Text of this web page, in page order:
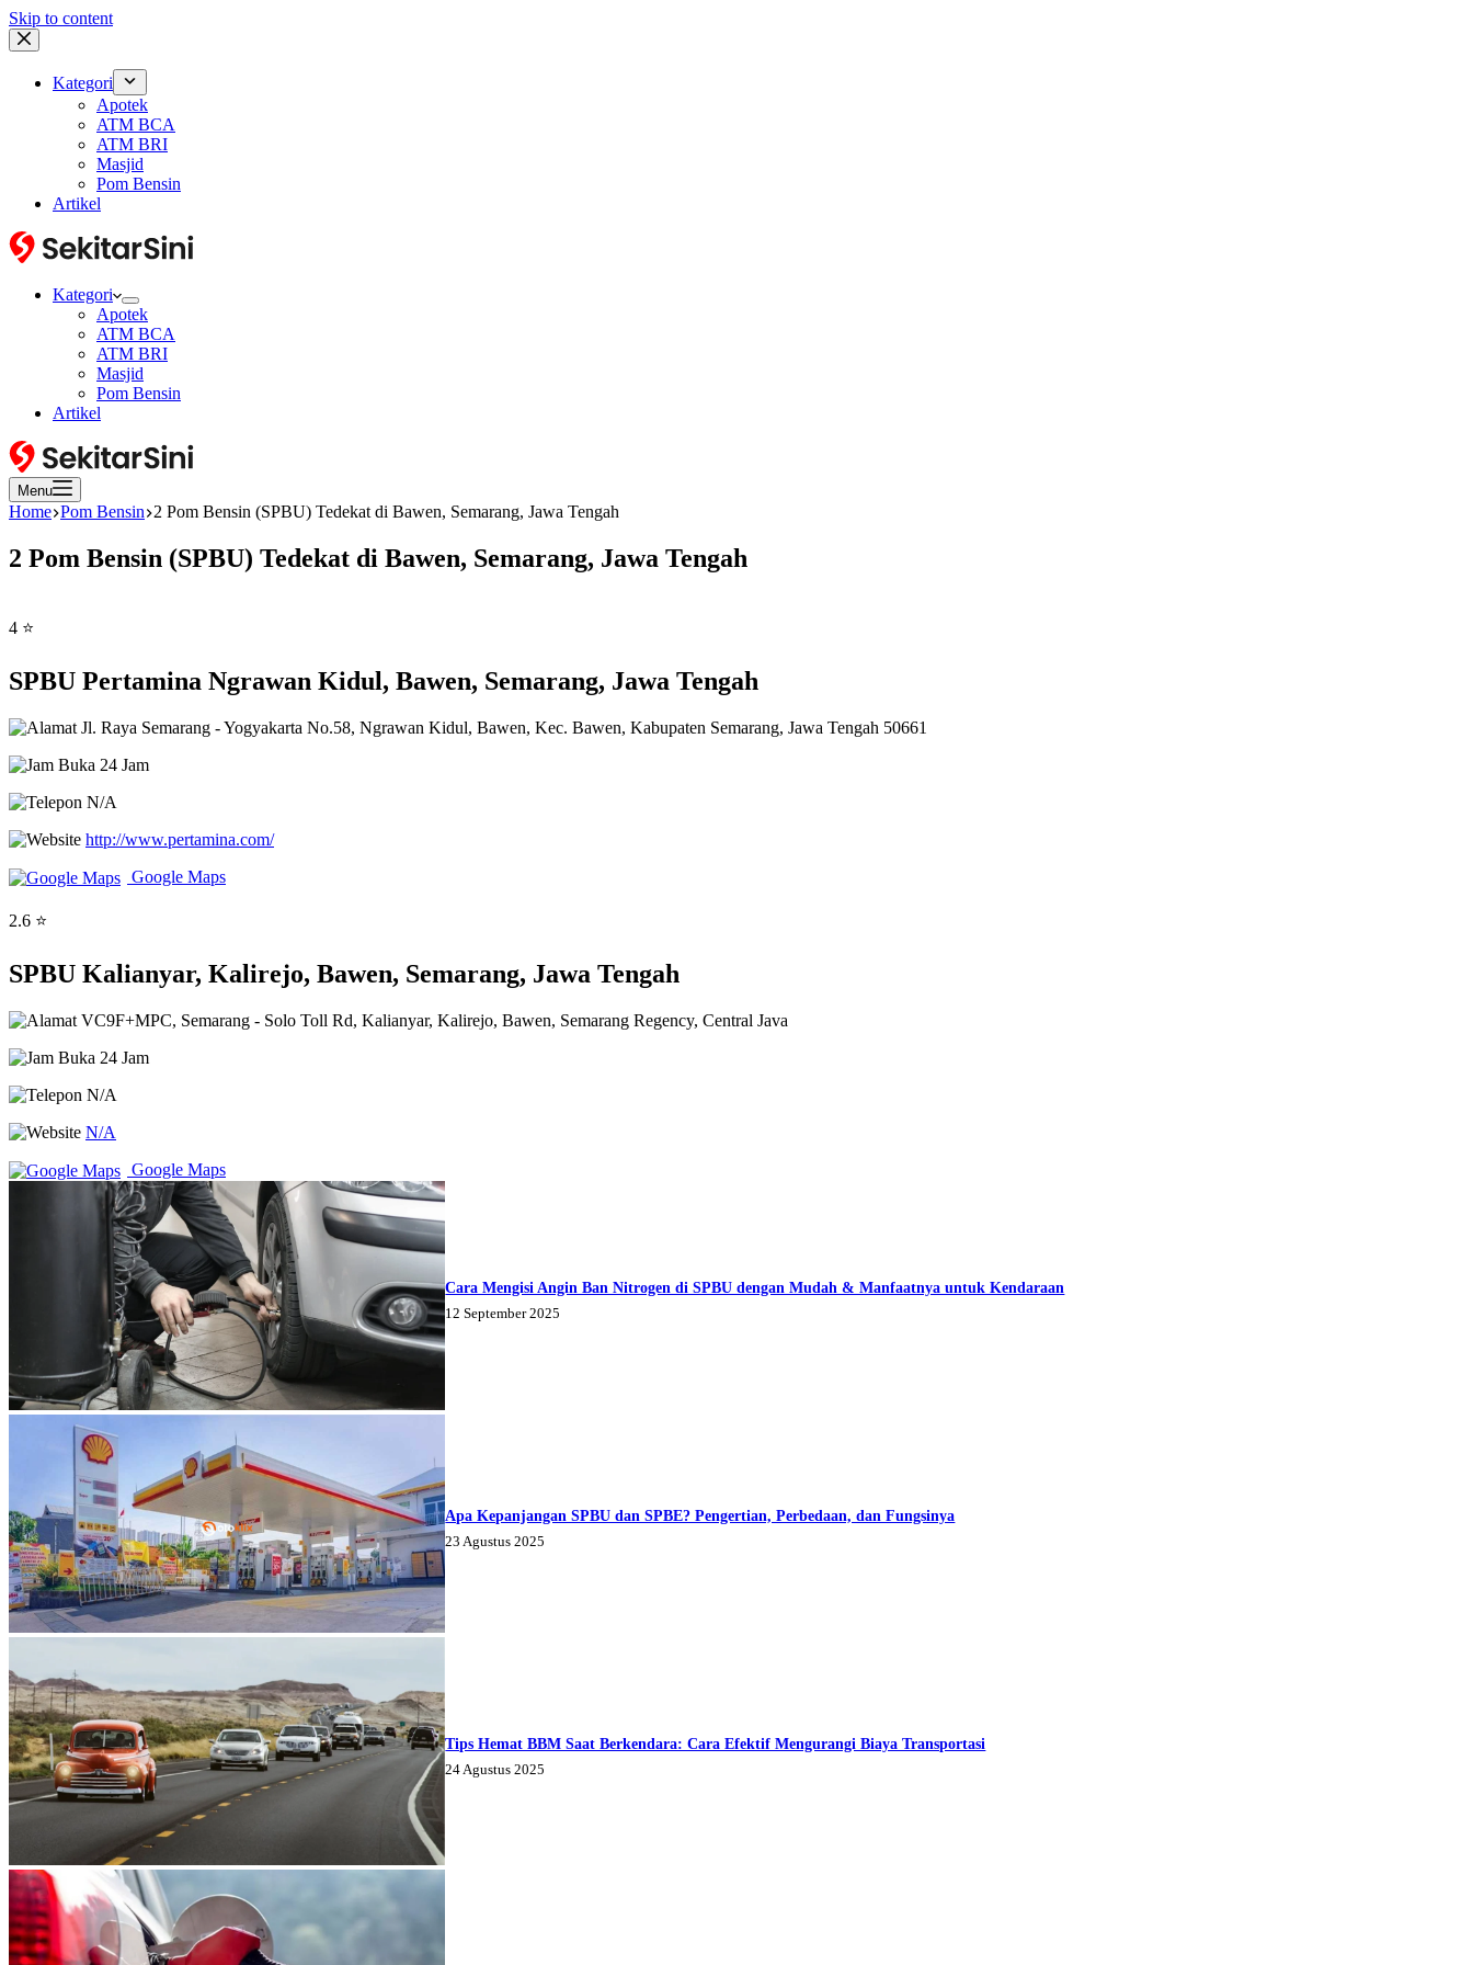
Skip to content
Kategori
Apotek
ATM BCA
ATM BRI
Masjid
Pom Bensin
Artikel
Kategori
Apotek
ATM BCA
ATM BRI
Masjid
Pom Bensin
Artikel
Menu
Home Pom Bensin 2 Pom Bensin (SPBU) Tedekat di Bawen, Semarang, Jawa Tengah
2 Pom Bensin (SPBU) Tedekat di Bawen, Semarang, Jawa Tengah
4 ⭐
SPBU Pertamina Ngrawan Kidul, Bawen, Semarang, Jawa Tengah
Jl. Raya Semarang - Yogyakarta No.58, Ngrawan Kidul, Bawen, Kec. Bawen, Kabupaten Semarang, Jawa Tengah 50661
Buka 24 Jam
N/A
http://www.pertamina.com/
Google Maps
2.6 ⭐
SPBU Kalianyar, Kalirejo, Bawen, Semarang, Jawa Tengah
VC9F+MPC, Semarang - Solo Toll Rd, Kalianyar, Kalirejo, Bawen, Semarang Regency, Central Java
Buka 24 Jam
N/A
N/A
Google Maps
Cara Mengisi Angin Ban Nitrogen di SPBU dengan Mudah & Manfaatnya untuk Kendaraan
12 September 2025
Apa Kepanjangan SPBU dan SPBE? Pengertian, Perbedaan, dan Fungsinya
23 Agustus 2025
Tips Hemat BBM Saat Berkendara: Cara Efektif Mengurangi Biaya Transportasi
24 Agustus 2025